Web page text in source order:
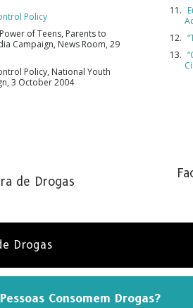
Policy
of Teens, Parents to
Campaign, News Room, 29
Policy, National Youth
3 October 2004
de Drogas
Drogas
Consomem Drogas?